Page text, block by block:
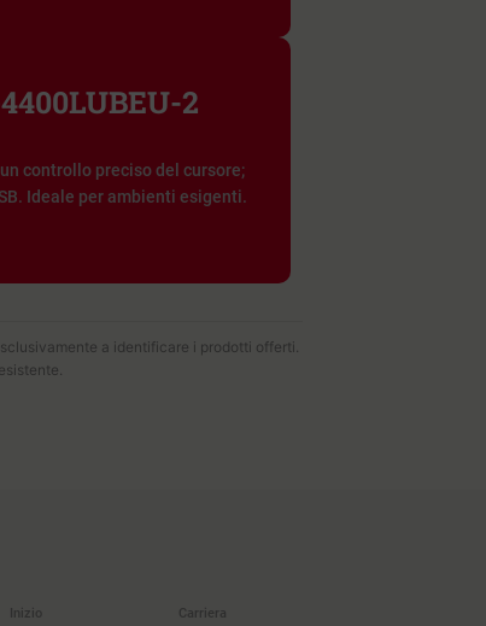
2
controllo preciso del cursore;
Ideale per ambienti esigenti.
a identificare i prodotti offerti.
Inizio Carriera